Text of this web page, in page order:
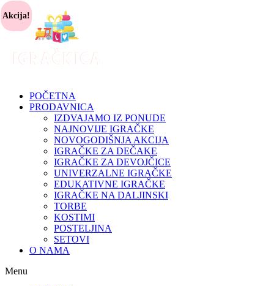
POČETNA
PRODAVNICA
IZDVAJAMO IZ PONUDE
NAJNOVIJE IGRAČKE
NOVOGODIŠNJA AKCIJA
IGRAČKE ZA DEČAKE
IGRAČKE ZA DEVOJČICE
UNIVERZALNE IGRAČKE
EDUKATIVNE IGRAČKE
IGRAČKE NA DALJINSKI
TORBE
KOSTIMI
POSTELJINA
SETOVI
O NAMA
Menu
Akcija!